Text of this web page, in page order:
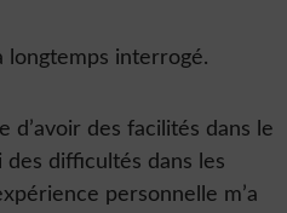
longtemps interrogé.
d’avoir des facilités dans le
des difficultés dans les
personnelle m’a